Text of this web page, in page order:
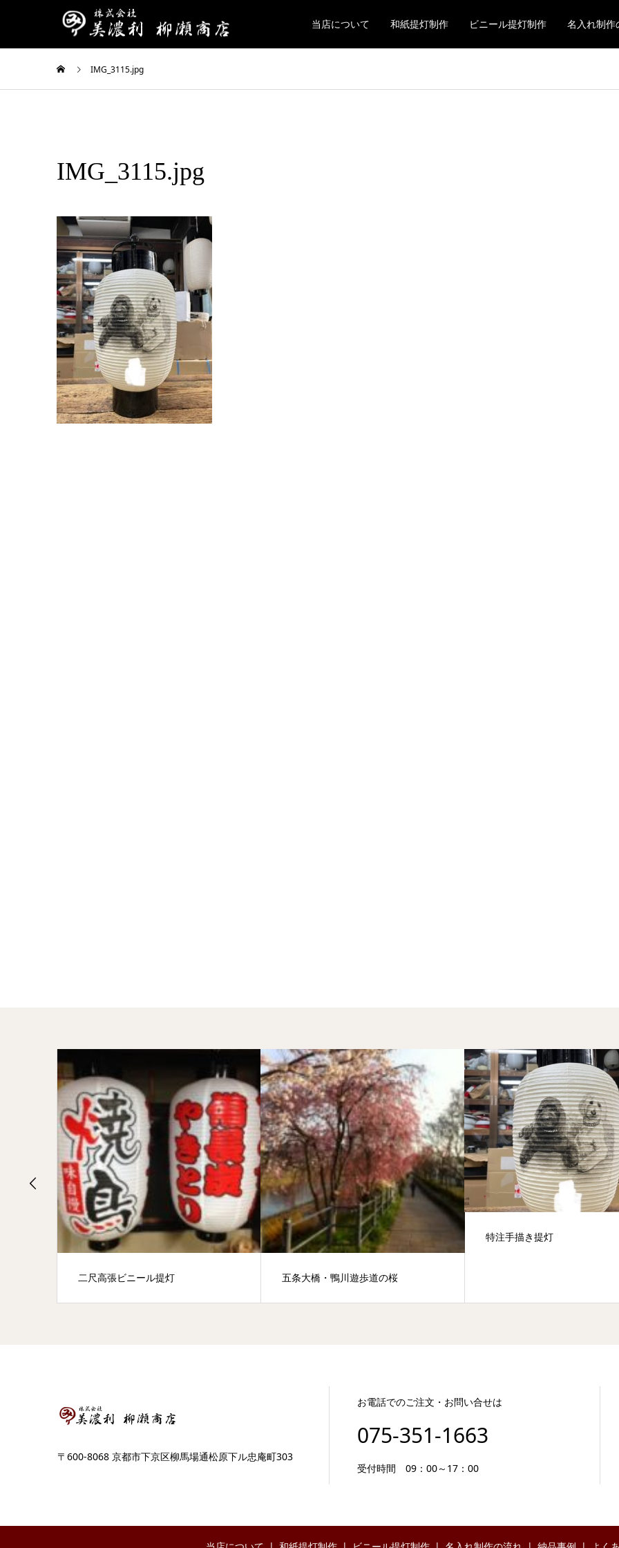
当店について 和紙提灯制作 ビニール提灯制作 名入れ制作
IMG_3115.jpg
IMG_3115.jpg
二尺高張ビニール提灯 五条大橋・鴨川遊歩道の桜
特注手描き提灯
〒600-8068 京都市下京区柳馬場通松原下ル忠庵町303
お電話でのご注文・お問い合せは
075-351-1663
受付時間 09：00～17：00